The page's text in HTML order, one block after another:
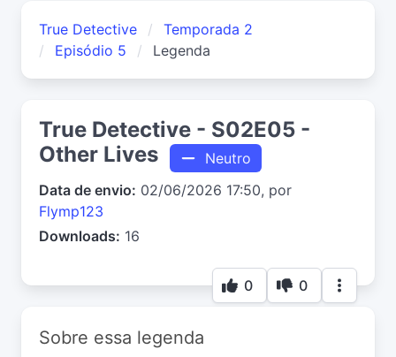
True Detective
Temporada 2
Episódio 5
Legenda
True Detective - S02E05 -
Other Lives
Neutro
Data de envio: 02/06/2026 17:50, por
Flymp123
Downloads: 16
0 0
Sobre essa legenda